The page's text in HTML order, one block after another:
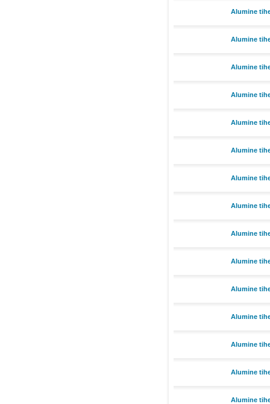
Alumine
Alumine
Alumine
Alumine
Alumine
Alumine
Alumine
Alumine
Alumine
Alumine
Alumine
Alumine
Alumine
Alumine
Alumine